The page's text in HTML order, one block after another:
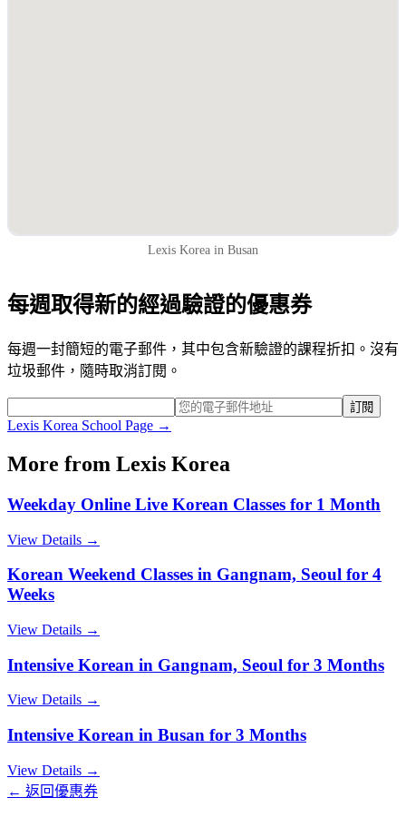
Lexis Korea in Busan
每週取得新的經過驗證的優惠券
每週一封簡短的電子郵件，其中包含新驗證的課程折扣。沒有
垃圾郵件，隨時取消訂閱。
訂閱
Lexis Korea School Page →
More from Lexis Korea
Weekday Online Live Korean Classes for 1 Month
View Details →
Korean Weekend Classes in Gangnam, Seoul for 4
Weeks
View Details →
Intensive Korean in Gangnam, Seoul for 3 Months
View Details →
Intensive Korean in Busan for 3 Months
View Details →
← 返回優惠券